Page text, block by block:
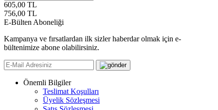
605,00 TL
756,00 TL
E-Bülten Aboneliği
Kampanya ve fırsatlardan ilk sizler haberdar olmak için e-
bültenimize abone olabilirsiniz.
Önemli Bilgiler
Teslimat Koşulları
Üyelik Sözleşmesi